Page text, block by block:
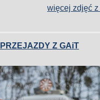
więcej zdjęć
Z GAiT